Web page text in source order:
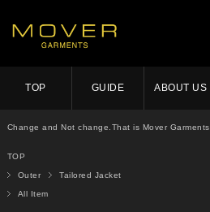
TOP GUIDE ABOUT US
Change and Not change.That is Mover Garments.
TOP
Outer Tailored Jacket
All Item